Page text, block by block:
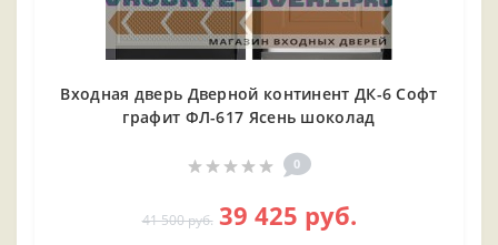
Входная дверь Дверной континент ДК-6 Софт
графит ФЛ-617 Ясень шоколад
0
41 500 руб. 39 425 руб.